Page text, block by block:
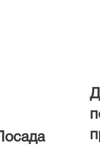
Посада